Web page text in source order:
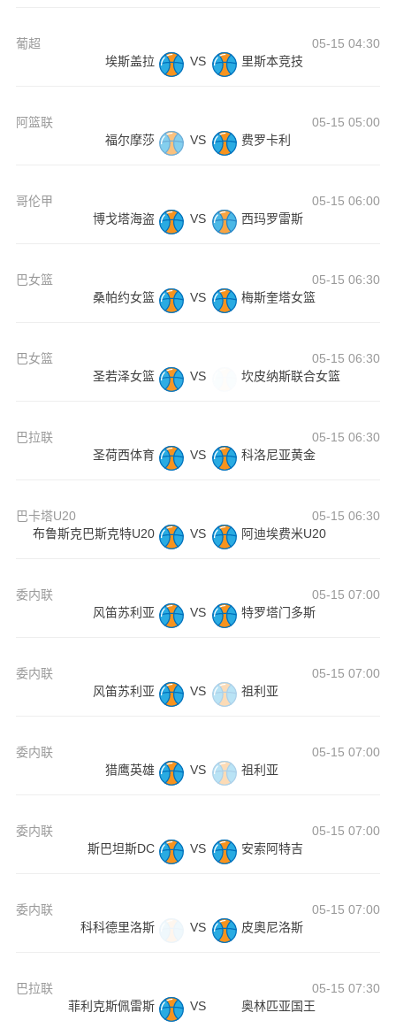
葡超
05-15 04:30
埃斯盖拉
VS 里斯本竞技
阿篮联
05-15 05:00
福尔摩莎
VS 费罗卡利
哥伦甲
05-15 06:00
博戈塔海盗
VS 西玛罗雷斯
巴女篮
05-15 06:30
桑帕约女篮
VS 梅斯奎塔女篮
巴女篮
05-15 06:30
圣若泽女篮
VS 坎皮纳斯联合女篮
巴拉联
05-15 06:30
圣荷西体育
VS 科洛尼亚黄金
巴卡塔U20
05-15 06:30
布鲁斯克巴斯克特U20
VS 阿迪埃费米U20
委内联
05-15 07:00
风笛苏利亚
VS 特罗塔门多斯
委内联
05-15 07:00
风笛苏利亚
VS 祖利亚
委内联
05-15 07:00
猎鹰英雄
VS 祖利亚
委内联
05-15 07:00
斯巴坦斯DC
VS 安索阿特吉
委内联
05-15 07:00
科科德里洛斯
VS 皮奧尼洛斯
巴拉联
05-15 07:30
菲利克斯佩雷斯
VS 奥林匹亚国王